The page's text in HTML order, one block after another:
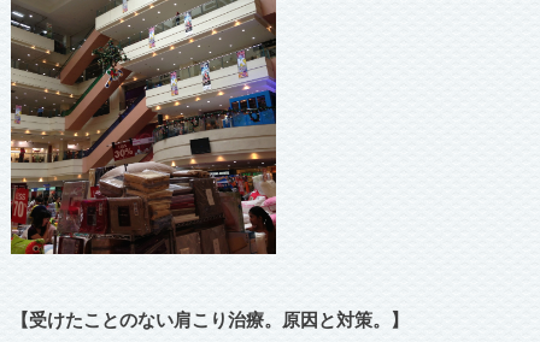
【受けたことのない肩こり治療。原因と対策。】